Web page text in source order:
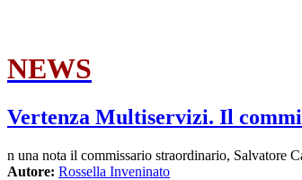
NEWS
Vertenza Multiservizi. Il
n una nota il commissario straordinario, Salvatore
Autore: Rossella Inveninato